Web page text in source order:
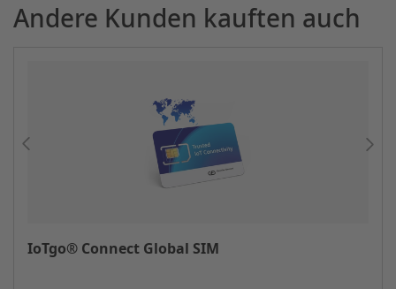
Andere Kunden kauften auch
IoTgo® Connect Global SIM